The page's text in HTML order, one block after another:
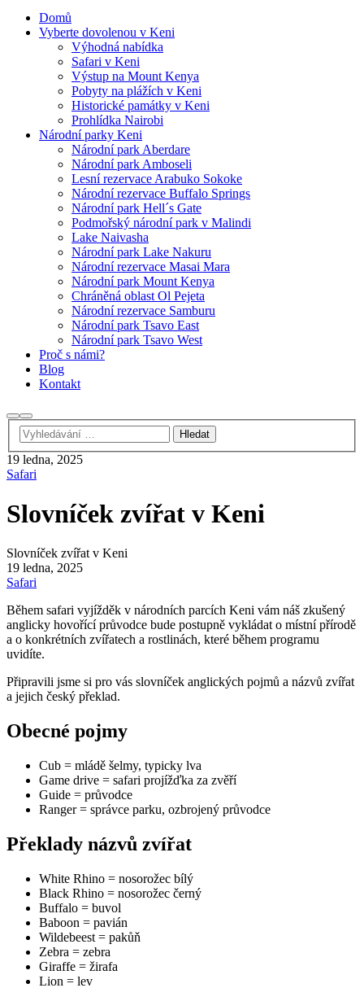
Domů
Vyberte dovolenou v Keni
Výhodná nabídka
Safari v Keni
Výstup na Mount Kenya
Pobyty na plážích v Keni
Historické památky v Keni
Prohlídka Nairobi
Národní parky Keni
Národní park Aberdare
Národní park Amboseli
Lesní rezervace Arabuko Sokoke
Národní rezervace Buffalo Springs
Národní park Hell´s Gate
Podmořský národní park v Malindi
Lake Naivasha
Národní park Lake Nakuru
Národní rezervace Masai Mara
Národní park Mount Kenya
Chráněná oblast Ol Pejeta
Národní rezervace Samburu
Národní park Tsavo East
Národní park Tsavo West
Proč s námi?
Blog
Kontakt
Hledat
Hlavní
navigační
menu
19 ledna, 2025
Safari
Slovníček zvířat v Keni
Slovníček zvířat v Keni
19 ledna, 2025
Safari
Během safari vyjížděk v národních parcích Keni vám náš zkušený
anglicky hovořící průvodce bude postupně vykládat o místní přírodě
a o konkrétních zvířatech a rostlinách, které během programu
uvidíte.
Připravili jsme si pro vás slovníček anglických pojmů a názvů zvířat
a jejich český překlad.
Obecné pojmy
Cub = mládě šelmy, typicky lva
Game drive = safari projížďka za zvěří
Guide = průvodce
Ranger = správce parku, ozbrojený průvodce
Překlady názvů zvířat
White Rhino = nosorožec bílý
Black Rhino = nosorožec černý
Buffalo = buvol
Baboon = pavián
Wildebeest = pakůň
Zebra = zebra
Giraffe = žirafa
Lion = lev